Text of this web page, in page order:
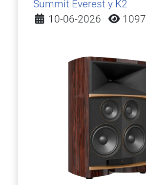
Summit Everest y K2
Detalles
10-06-2026 1097